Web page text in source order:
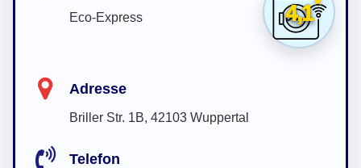
4,1
Eco-Express
Adresse
Briller Str. 1B, 42103 Wuppertal
Telefon